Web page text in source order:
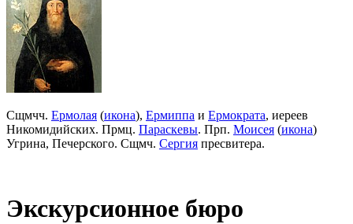
Сщмчч. Ермолая (икона), Ермиппа и Ермократа, иереев
Никомидийских. Прмц. Параскевы. Прп. Моисея (икона)
Угрина, Печерского. Сщмч. Сергия пресвитера.
Экскурсионное бюро